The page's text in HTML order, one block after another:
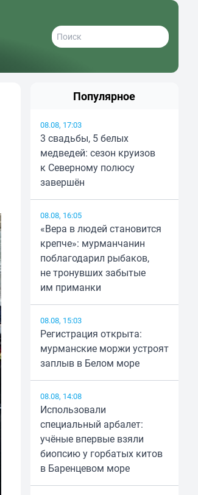
Популярное
08.08, 17:03
3 свадьбы, 5 белых
медведей: сезон круизов
к Северному полюсу
завершён
08.08, 16:05
«Вера в людей становится
крепче»: мурманчанин
поблагодарил рыбаков,
не тронувших забытые
им приманки
08.08, 15:03
Регистрация открыта:
мурманские моржи устроят
заплыв в Белом море
08.08, 14:08
Использовали
специальный арбалет:
учёные впервые взяли
биопсию у горбатых китов
в Баренцевом море